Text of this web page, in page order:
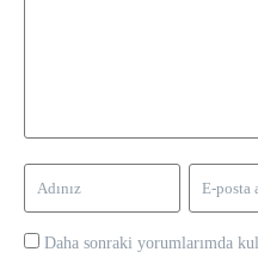
Daha sonraki yorumlarımda